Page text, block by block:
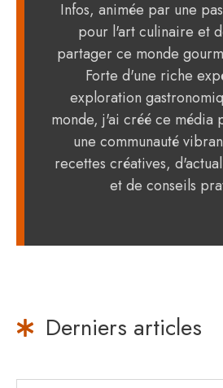
Infos, animée par une
pour l'art culinaire et
partager ce monde
Forte d'une riche
exploration
monde, j'ai créé ce média
une communauté
recettes créatives,
et de conseils
Derniers articles